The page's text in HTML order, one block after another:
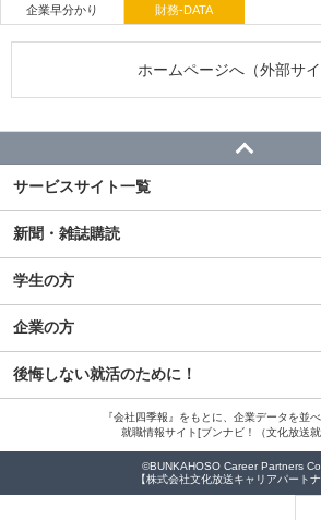
企業早分かり 財務-DATA
ホームページへ（外部サイ
サービスサイト一覧
新聞・雑誌購読
学生の方
企業の方
後悔しない就活のために！
『会社四季報』をもとに、企業データを並
就職情報サイト[ブンナビ！（文化放送
©BUNKAHOSO Career Partners
【株式会社文化放送キャリアパートナ